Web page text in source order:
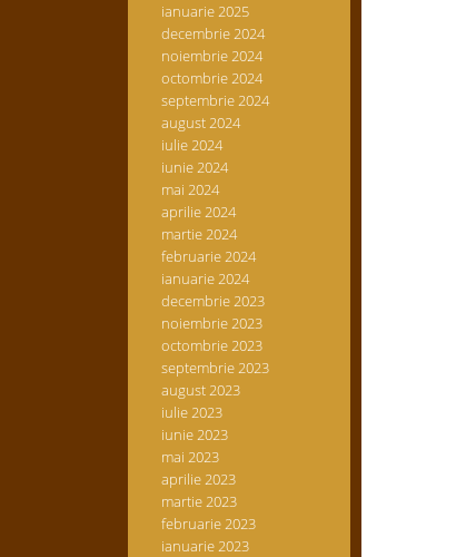
ianuarie 2025
decembrie 2024
noiembrie 2024
octombrie 2024
septembrie 2024
august 2024
iulie 2024
iunie 2024
mai 2024
aprilie 2024
martie 2024
februarie 2024
ianuarie 2024
decembrie 2023
noiembrie 2023
octombrie 2023
septembrie 2023
august 2023
iulie 2023
iunie 2023
mai 2023
aprilie 2023
martie 2023
februarie 2023
ianuarie 2023